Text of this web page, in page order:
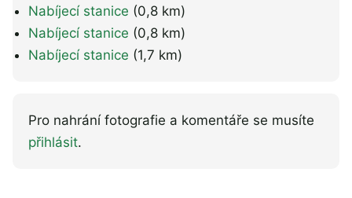
Nabíjecí stanice (0,8 km)
Nabíjecí stanice (0,8 km)
Nabíjecí stanice (1,7 km)
Pro nahrání fotografie a komentáře se musíte
přihlásit.